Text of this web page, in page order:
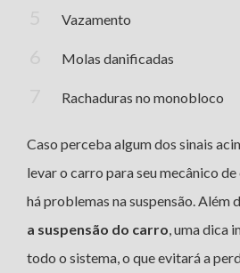
Vazamento
Molas danificadas
Rachaduras no monobloco
Caso perceba algum dos sinais
levar o carro para seu mecânico
há problemas na suspensão. Além
a suspensão do carro, uma dica
todo o sistema, o que evitará a